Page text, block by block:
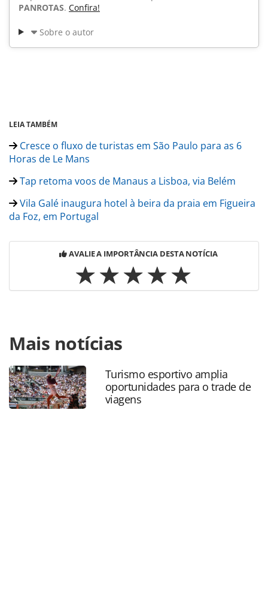
PANROTAS. Confira!
Sobre o autor
LEIA TAMBÉM
Cresce o fluxo de turistas em São Paulo para as 6
Horas de Le Mans
Tap retoma voos de Manaus a Lisboa, via Belém
Vila Galé inaugura hotel à beira da praia em Figueira
da Foz, em Portugal
AVALIE A IMPORTÂNCIA DESTA NOTÍCIA
https://www.panrotas.com.br/mercado/destinos/2024/07/
turistica-cobrada-em-lisboa-tera-seu-valor-
dobrado_207411.html ou as ferramentas oferecidas na
página. Todo o conteúdo produzido pela PANROTAS
Editora é protegido pela legislação brasileira sobre direito
autoral. Não reproduza o conteúdo sem autorização da
Mais notícias
Turismo esportivo amplia
oportunidades para o trade de
viagens